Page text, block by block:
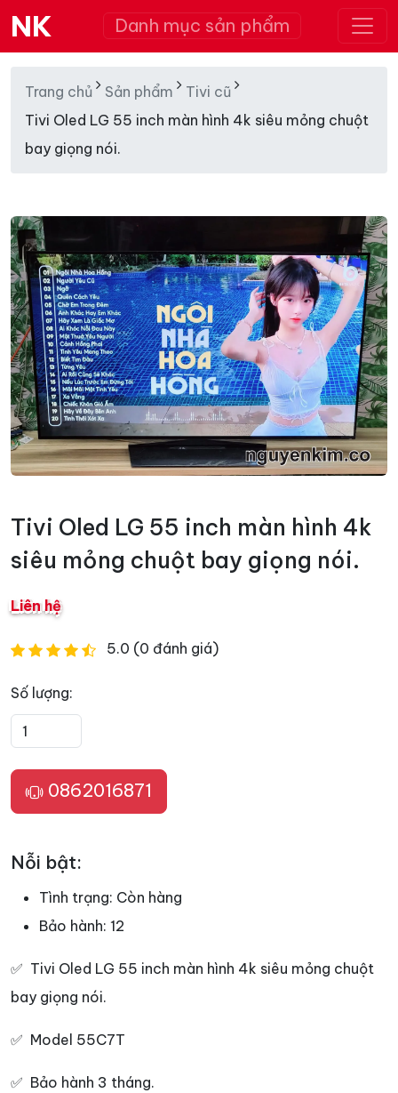
NK Danh mục sản phẩm
Trang chủ Sản phẩm
Tivi cũ
Tivi Oled LG 55 inch màn hình 4k siêu mỏng chuột
bay giọng nói.
Tivi Oled LG 55 inch màn hình 4k
siêu mỏng chuột bay giọng nói.
Liên hệ
5.0 (0 đánh giá)
Số lượng:
0862016871
Nỗi bật:
Tình trạng: Còn hàng
Bảo hành: 12
✅ Tivi Oled LG 55 inch màn hình 4k siêu mỏng chuột
bay giọng nói.
✅ Model 55C7T
✅ Bảo hành 3 tháng.